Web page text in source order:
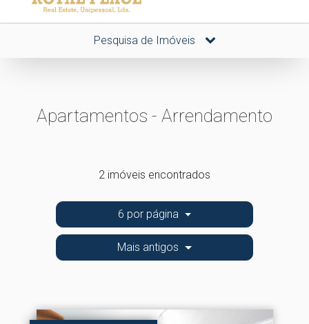
Pesquisa de Imóveis
Apartamentos - Arrendamento
2 imóveis encontrados
6 por página
Mais antigos